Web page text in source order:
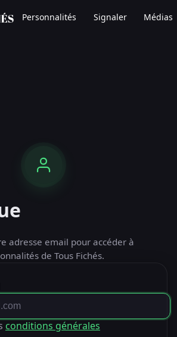
Personnalités Signaler Médias
adresse email pour accéder à
de Tous Fichés.
conditions générales